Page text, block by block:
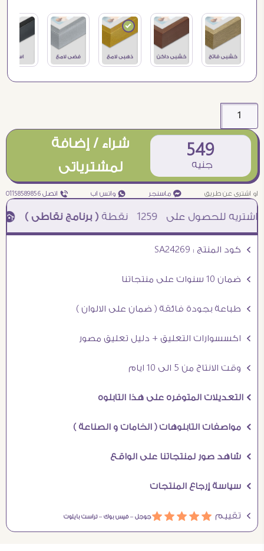
549
جنيه
شراء / إضافة
لمشترياتى
او اشترى عن طريق ¥ ماسنجر ₧ واتس اب ƒ اتصل 01158589856
1259 نقطة( برنامج نقاطى )à خصم 5% للعملاء الجدد à شحن مجانى عند الشراء ب 4000 جنيه à
Ö كود المنتج : SA24269
Ö ضمان 10 سنوات على منتجاتنا
Ö طباعة بجودة فائقة ( ضمان على الالوان )
Ö اكسسوارات التعليق + دليل تعليق مصور
Ö وقت الانتاج من 5 الى 10 ايام
Ö التعديلات المتوفره على هذا التابلوه
Ö مواصفات التابلوهات ( الخامات و الصناعة )
Ö شاهد صور لمنتجاتنا على الواقع
Ö سياسة إرجاع المنتجات
Ö تقييم áááááجوجل –فيس بوك –تراست بايلوت